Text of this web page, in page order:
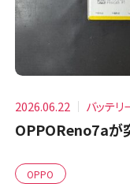
2026.06.22 バッテ
OPPOReno7aが
OPPO